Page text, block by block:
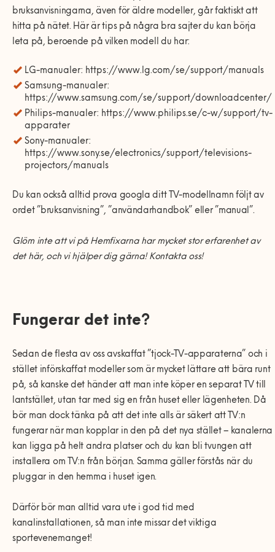
bruksanvisningarna,även för äldre modeller, går faktiskt att
hitta på nätet. Härär tips på några bra sajter du kan börja
leta på, beroende på vilken modell du har:
LG-manualer: https://www.lg.com/se/support/manuals
Samsung-manualer:
https://www.samsung.com/se/support/downloadcenter/
Philips-manualer: https://www.philips.se/c-w/support/tv-
apparater
Sony-manualer:
https://www.sony.se/electronics/support/televisions-
projectors/manuals
Du kan också alltid prova googla ditt TV-modellnamn följt av
ordet ”bruksanvisning”, ”användarhandbok” eller ”manual”.
Glöm inte att vi på Hemfixarna har mycket stor erfarenhet av
det här, och vi hjälper dig gärna! Kontakta oss!
Fungerar det inte?
Sedan de flesta av oss avskaffat ”tjock-TV-apparaterna” och i
stället införskaffat modeller som är mycket lättare att bära runt
på, så kanske det händer att man inte köper en separat TV till
lantstället, utan tar med sig en från huset eller lägenheten. Då
bör man dock tänka på att det inte alls är säkert att TV:n
fungerar när man kopplar in den på det nya stället – kanalerna
kan ligga på helt andra platser och du kan bli tvungen att
installera om TV:n från början. Samma gäller förstås när du
pluggar in den hemma i huset igen.
Därför bör man alltid vara ute i god tid med
kanalinstallationen, så man inte missar det viktiga
sportevenemanget!